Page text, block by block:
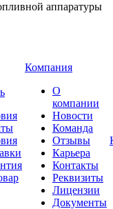
аппаратуры
Компания
О
компании
Новости
Команда
Отзывы
Карьера
Контакты
Реквизиты
Лицензии
Документы